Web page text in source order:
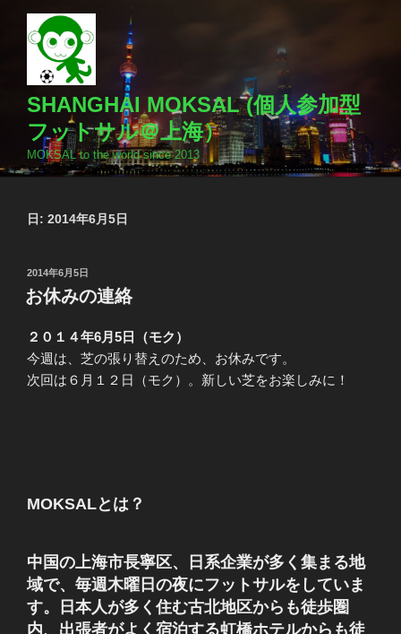
ッ
SHANGHAI MOKSAL (個人参加型
フットサル＠上海）
MOKSAL to the world since 2013
日: 2014年6月5日
投
稿
日:
2014年6月5日
お休みの連絡
２０１４年6月5日（モク）
今週は、芝の張り替えのため、お休みです。
次回は６月１２日（モク）。新しい芝をお楽しみに！
MOKSALとは？
中国の上海市長寧区、日系企業が多く集まる地
域で、毎週木曜日の夜にフットサルをしていま
す。日本人が多く住む古北地区からも徒歩圏
内、出張者がよく宿泊する虹橋ホテルからも徒